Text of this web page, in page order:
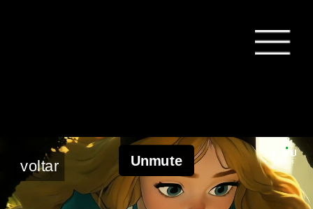
voltar